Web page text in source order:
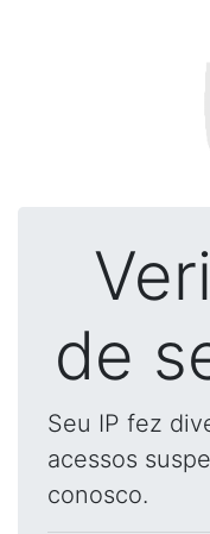
de
Seu IP fez
acessos
conosco.